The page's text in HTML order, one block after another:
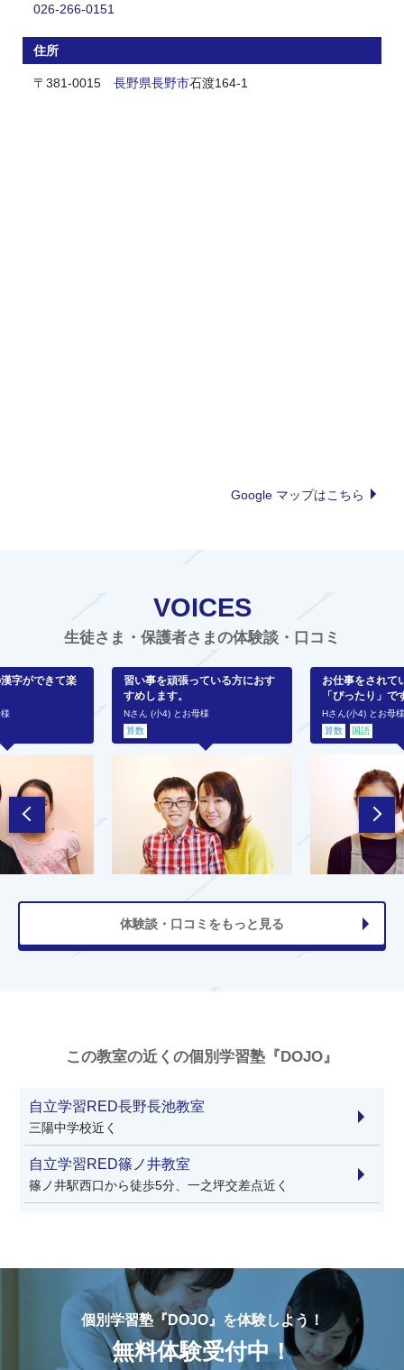
026-266-0151
住所
〒381-0015 長野県長野市石渡164-1
Google マップはこちら
VOICES
生徒さま・保護者さまの体験談・口コミ
字ができて楽
習い事を頑張っている方におす
すめします。
Nさん (小4) とお母様
算数
お仕事をされて
「ぴったり」で
Hさん(小4) とお母
算数
国語
体験談・口コミをもっと見る
この教室の近くの個別学習塾『DOJO』
自立学習RED長野長池教室
三陽中学校近く
自立学習RED篠ノ井教室
篠ノ井駅西口から徒歩5分、一之坪交差点近く
個別学習塾『DOJO』を体験しよう！
無料体験受付中！